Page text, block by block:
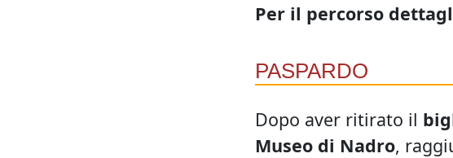
Per il percorso
PASPARDO
Dopo aver ritirato il
Museo di Nadro,